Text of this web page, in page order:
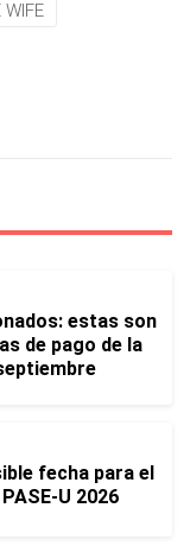
WIFE
estas son
de pago de la
fecha para el
U 2026